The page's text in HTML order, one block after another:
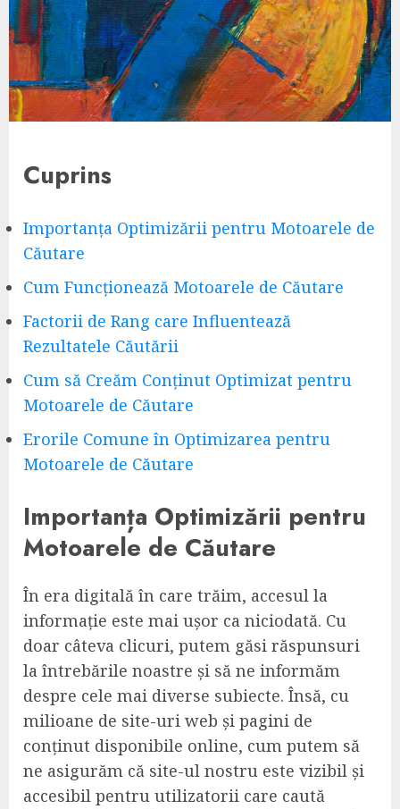
Cuprins
Importanța Optimizării pentru Motoarele de
Căutare
Cum Funcționează Motoarele de Căutare
Factorii de Rang care Influentează
Rezultatele Căutării
Cum să Creăm Conținut Optimizat pentru
Motoarele de Căutare
Erorile Comune în Optimizarea pentru
Motoarele de Căutare
Importanța Optimizării pentru
Motoarele de Căutare
În era digitală în care trăim, accesul la
informație este mai ușor ca niciodată. Cu
doar câteva clicuri, putem găsi răspunsuri
la întrebările noastre și să ne informăm
despre cele mai diverse subiecte. Însă, cu
milioane de site-uri web și pagini de
conținut disponibile online, cum putem să
ne asigurăm că site-ul nostru este vizibil și
accesibil pentru utilizatorii care caută